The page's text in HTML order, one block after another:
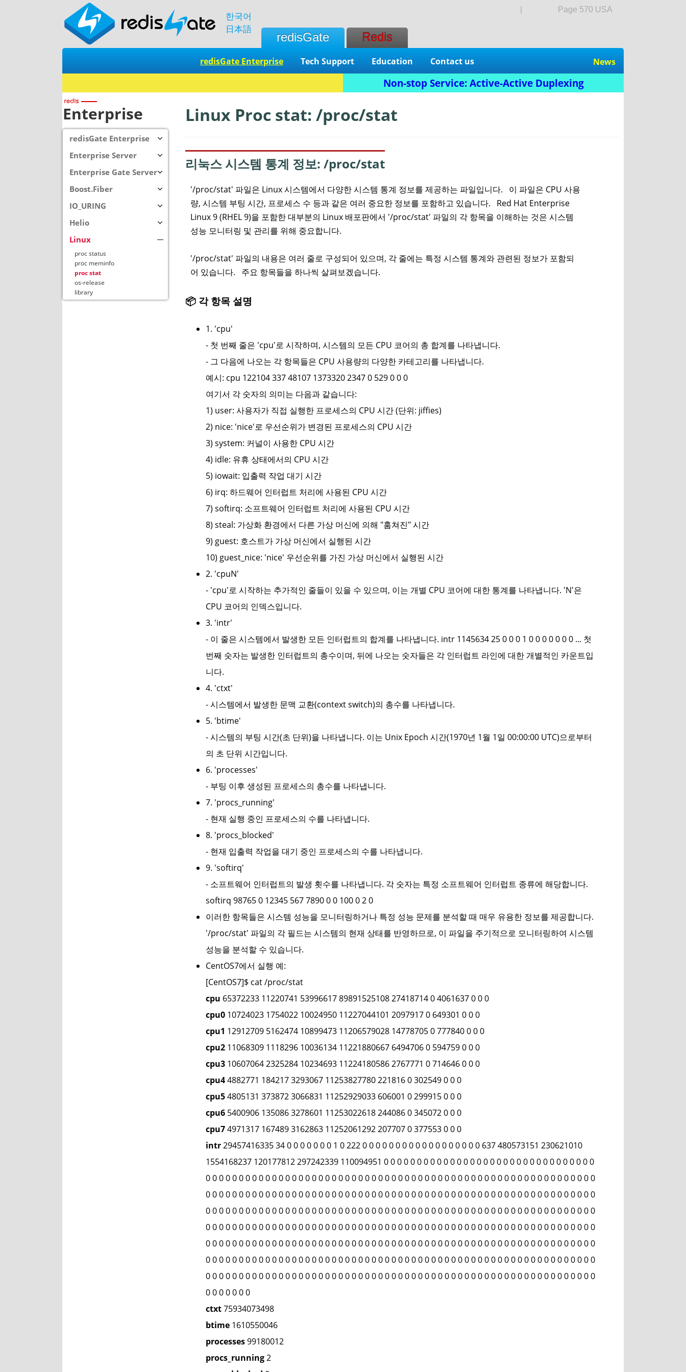
한국어
日本語
Page 570 USA
redisGate Redis
redisGate Enterprise Tech Support Education Contact us News
Non-stop Service: Active-Active Duplexing
Enterprise
redisGate Enterprise
Enterprise Server
Enterprise Gate Server
Boost.Fiber
IO_URING
Helio
Linux
proc status
proc meminfo
proc stat
os-release
library
Linux Proc stat: /proc/stat
리눅스 시스템 통계 정보: /proc/stat
'/proc/stat' 파일은 Linux 시스템에서 다양한 시스템 통계 정보를 제공하는 파일입니다. 이 파일은 CPU 사용
량, 시스템 부팅 시간, 프로세스 수 등과 같은 여러 중요한 정보를 포함하고 있습니다. Red Hat Enterprise
Linux 9 (RHEL 9)을 포함한 대부분의 Linux 배포판에서 '/proc/stat' 파일의 각 항목을 이해하는 것은 시스템
성능 모니터링 및 관리를 위해 중요합니다.
'/proc/stat' 파일의 내용은 여러 줄로 구성되어 있으며, 각 줄에는 특정 시스템 통계와 관련된 정보가 포함되
어 있습니다. 주요 항목들을 하나씩 살펴보겠습니다.
📦 각 항목 설명
1. 'cpu'
- 첫 번째 줄은 'cpu'로 시작하며, 시스템의 모든 CPU 코어의 총 합계를 나타냅니다.
- 그 다음에 나오는 각 항목들은 CPU 사용량의 다양한 카테고리를 나타냅니다.
예시: cpu 122104 337 48107 1373320 2347 0 529 0 0 0
여기서 각 숫자의 의미는 다음과 같습니다:
1) user: 사용자가 직접 실행한 프로세스의 CPU 시간 (단위: jiffies)
2) nice: 'nice'로 우선순위가 변경된 프로세스의 CPU 시간
3) system: 커널이 사용한 CPU 시간
4) idle: 유휴 상태에서의 CPU 시간
5) iowait: 입출력 작업 대기 시간
6) irq: 하드웨어 인터럽트 처리에 사용된 CPU 시간
7) softirq: 소프트웨어 인터럽트 처리에 사용된 CPU 시간
8) steal: 가상화 환경에서 다른 가상 머신에 의해 "훔쳐진" 시간
9) guest: 호스트가 가상 머신에서 실행된 시간
10) guest_nice: 'nice' 우선순위를 가진 가상 머신에서 실행된 시간
2. 'cpuN'
- 'cpu'로 시작하는 추가적인 줄들이 있을 수 있으며, 이는 개별 CPU 코어에 대한 통계를 나타냅니다. 'N'은
CPU 코어의 인덱스입니다.
3. 'intr'
- 이 줄은 시스템에서 발생한 모든 인터럽트의 합계를 나타냅니다. intr 1145634 25 0 0 0 1 0 0 0 0 0 0 0 ... 첫
번째 숫자는 발생한 인터럽트의 총수이며, 뒤에 나오는 숫자들은 각 인터럽트 라인에 대한 개별적인 카운트입
니다.
4. 'ctxt'
- 시스템에서 발생한 문맥 교환(context switch)의 총수를 나타냅니다.
5. 'btime'
- 시스템의 부팅 시간(초 단위)을 나타냅니다. 이는 Unix Epoch 시간(1970년 1월 1일 00:00:00 UTC)으로부터
의 초 단위 시간입니다.
6. 'processes'
- 부팅 이후 생성된 프로세스의 총수를 나타냅니다.
7. 'procs_running'
- 현재 실행 중인 프로세스의 수를 나타냅니다.
8. 'procs_blocked'
- 현재 입출력 작업을 대기 중인 프로세스의 수를 나타냅니다.
9. 'softirq'
- 소프트웨어 인터럽트의 발생 횟수를 나타냅니다. 각 숫자는 특정 소프트웨어 인터럽트 종류에 해당합니다.
softirq 98765 0 12345 567 7890 0 0 100 0 2 0
이러한 항목들은 시스템 성능을 모니터링하거나 특정 성능 문제를 분석할 때 매우 유용한 정보를 제공합니다.
'/proc/stat' 파일의 각 필드는 시스템의 현재 상태를 반영하므로, 이 파일을 주기적으로 모니터링하여 시스템
성능을 분석할 수 있습니다.
CentOS7에서 실행 예:
[CentOS7]$ cat /proc/stat
cpu 65372233 11220741 53996617 89891525108 27418714 0 4061637 0 0 0
cpu0 10724023 1754022 10024950 11227044101 2097917 0 649301 0 0 0
cpu1 12912709 5162474 10899473 11206579028 14778705 0 777840 0 0 0
cpu2 11068309 1118296 10036134 11221880667 6494706 0 594759 0 0 0
cpu3 10607064 2325284 10234693 11224180586 2767771 0 714646 0 0 0
cpu44882771 184217 3293067 11253827780 221816 0 302549 0 0 0
cpu54805131 373872 3066831 11252929033 606001 0 299915 0 0 0
cpu6 5400906 135086 3278601 11253022618 244086 0 345072 0 0 0
cpu74971317 167489 3162863 11252061292 207707 0 377553 0 0 0
intr29457416335 34 0 0 0 0 0 0 0 1 0 222 0 0 0 0 0 0 0 0 0 0 0 0 0 0 0 0 0 0 637 480573151 230621010
1554168237 120177812 297242339 110094951 0 0 0 0 0 0 0 0 0 0 0 0 0 0 0 0 0 0 0 0 0 0 0 0 0 0 0 0 0 0 0 0
0 0 0 0 0 0 0 0 0 0 0 0 0 0 0 0 0 0 0 0 0 0 0 0 0 0 0 0 0 0 0 0 0 0 0 0 0 0 0 0 0 0 0 0 0 0 0 0 0 0 0 0 0 0 0 0 0 0 0
0 0 0 0 0 0 0 0 0 0 0 0 0 0 0 0 0 0 0 0 0 0 0 0 0 0 0 0 0 0 0 0 0 0 0 0 0 0 0 0 0 0 0 0 0 0 0 0 0 0 0 0 0 0 0 0 0 0 0
0 0 0 0 0 0 0 0 0 0 0 0 0 0 0 0 0 0 0 0 0 0 0 0 0 0 0 0 0 0 0 0 0 0 0 0 0 0 0 0 0 0 0 0 0 0 0 0 0 0 0 0 0 0 0 0 0 0 0
0 0 0 0 0 0 0 0 0 0 0 0 0 0 0 0 0 0 0 0 0 0 0 0 0 0 0 0 0 0 0 0 0 0 0 0 0 0 0 0 0 0 0 0 0 0 0 0 0 0 0 0 0 0 0 0 0 0 0
0 0 0 0 0 0 0 0 0 0 0 0 0 0 0 0 0 0 0 0 0 0 0 0 0 0 0 0 0 0 0 0 0 0 0 0 0 0 0 0 0 0 0 0 0 0 0 0 0 0 0 0 0 0 0 0 0 0 0
0 0 0 0 0 0 0 0 0 0 0 0 0 0 0 0 0 0 0 0 0 0 0 0 0 0 0 0 0 0 0 0 0 0 0 0 0 0 0 0 0 0 0 0 0 0 0 0 0 0 0 0 0 0 0 0 0 0 0
0 0 0 0 0 0 0 0 0 0 0 0 0 0 0 0 0 0 0 0 0 0 0 0 0 0 0 0 0 0 0 0 0 0 0 0 0 0 0 0 0 0 0 0 0 0 0 0 0 0 0 0 0 0 0 0 0 0 0
0 0 0 0 0 0 0
ctxt75934073498
btime 1610550046
processes99180012
procs_running2